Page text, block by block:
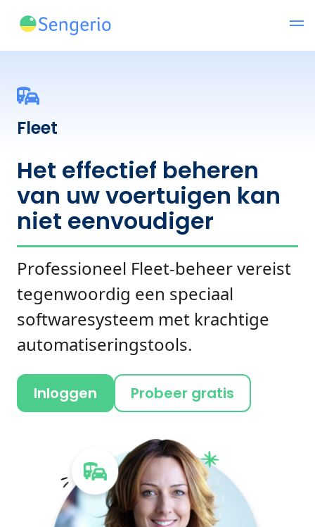
Fleet
Het effectief beheren
van uw voertuigen kan
niet eenvoudiger
Professioneel Fleet-beheer vereist
tegenwoordig een speciaal
softwaresysteem met krachtige
automatiseringstools.
Inloggen Probeer gratis